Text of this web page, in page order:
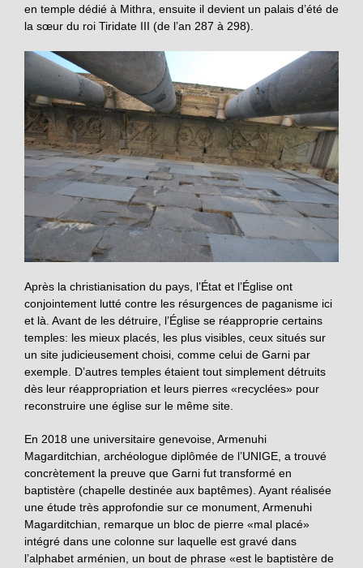
en temple dédié à Mithra, ensuite il devient un palais d’été de
la sœur du roi Tiridate III (de l’an 287 à 298).
Après la christianisation du pays, l’État et l’Église ont
conjointement lutté contre les résurgences de paganisme ici
et là. Avant de les détruire, l’Église se réapproprie certains
temples: les mieux placés, les plus visibles, ceux situés sur
un site judicieusement choisi, comme celui de Garni par
exemple. D’autres temples étaient tout simplement détruits
dès leur réappropriation et leurs pierres «recyclées» pour
reconstruire une église sur le même site.
En 2018 une universitaire genevoise, Armenuhi
Magarditchian, archéologue diplômée de l’UNIGE, a trouvé
concrètement la preuve que Garni fut transformé en
baptistère (chapelle destinée aux baptêmes). Ayant réalisée
une étude très approfondie sur ce monument, Armenuhi
Magarditchian, remarque un bloc de pierre «mal placé»
intégré dans une colonne sur laquelle est gravé dans
l’alphabet arménien, un bout de phrase «est le baptistère de